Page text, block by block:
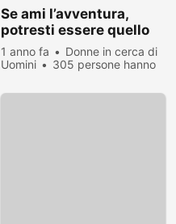
Se ami l’avventura,
potresti essere quello
giusto!
1 anno fa
Donne in cerca di
Uomini
305 persone hanno